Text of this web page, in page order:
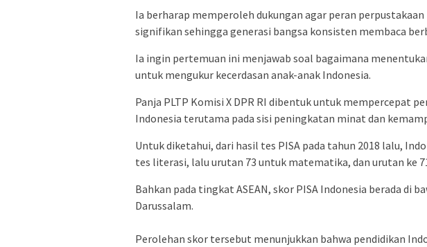
Ia berharap memperoleh dukungan agar peran
signifikan sehingga generasi bangsa konsisten membaca
Ia ingin pertemuan ini menjawab soal bagaimana
untuk mengukur kecerdasan anak-anak Indonesia.
Panja PLTP Komisi X DPR RI dibentuk untuk mempercepat
Indonesia terutama pada sisi peningkatan minat dan
Untuk diketahui, dari hasil tes PISA pada tahun 2018 lalu,
tes literasi, lalu urutan 73 untuk matematika, dan urutan ke
Bahkan pada tingkat ASEAN, skor PISA Indonesia berada di
Darussalam.
Perolehan skor tersebut menunjukkan bahwa pendidikan